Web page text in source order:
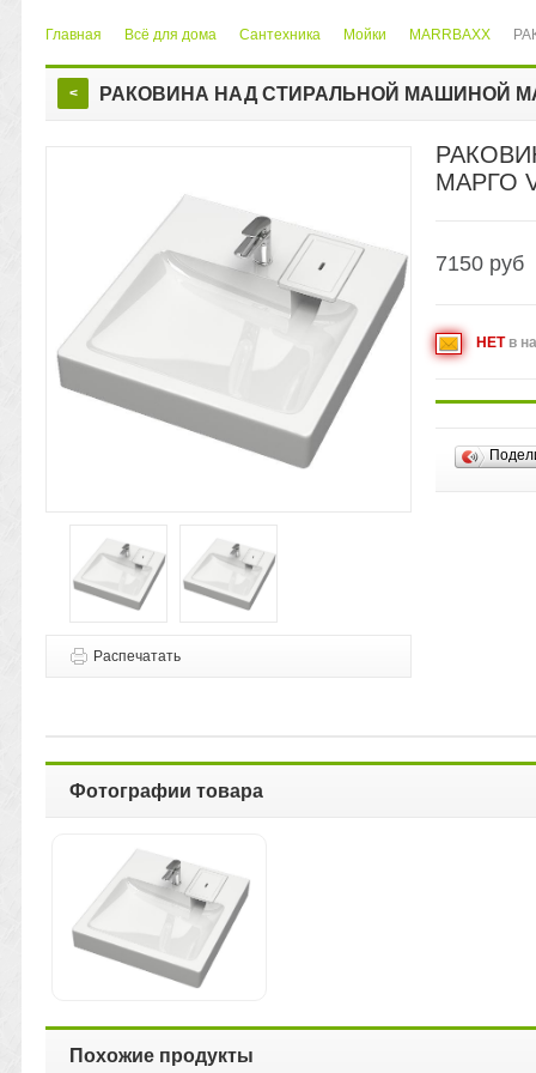
Главная Всё для дома Сантехника Мойки MARRBAXX
< РАКОВИНА НАД СТИРАЛЬНОЙ МАШИНОЙ
Распечатать
МАРГО
7150 руб
НЕТ в
Фотографии товара
Похожие продукты